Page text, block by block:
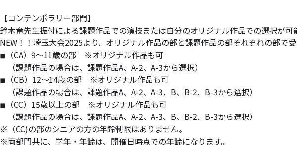
【コンテンポラリー部門】
鈴木竜先生振付による課題作品での演技または自分のオリジナル作品での選択が可
NEW！！埼玉大会2025より、オリジナル作品の部と課題作品の部それぞれの部で
◾︎（CA）9〜11歳の部 ※オリジナル作品も可
（課題作品の場合は、課題作品A、A-2、A-3から選択）
◾︎（CB）12〜14歳の部 ※オリジナル作品も可
（課題作品の場合は、課題作品A、A-2、A-3、B、B-2、B-3から選択）
◾︎（CC）15歳以上の部 ※オリジナル作品も可
（課題作品の場合は、課題作品A、A-2、A-3、B、B-2、B-3から選択）
※（CC)の部のシニアの方の年齢制限はありません。
※両部門共に、学年・年齢は、開催日時点での年齢になります。